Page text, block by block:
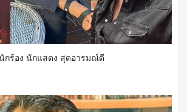
กร้อง นักแสดง สุดอารมณ์ดี